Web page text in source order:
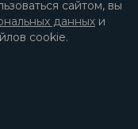
сайтом, вы
данных и
cookie.